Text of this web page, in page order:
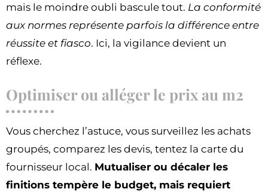
mais le moindre oubli bascule tout. La conformité
aux normes représente parfois la différence entre
réussite et fiasco. Ici, la vigilance devient un
réflexe.
Optimiser ou alléger le prix au m2
Vous cherchez l’astuce, vous surveillez les achats
groupés, comparez les devis, tentez la carte du
fournisseur local. Mutualiser ou décaler les
finitions tempère le budget, mais requiert